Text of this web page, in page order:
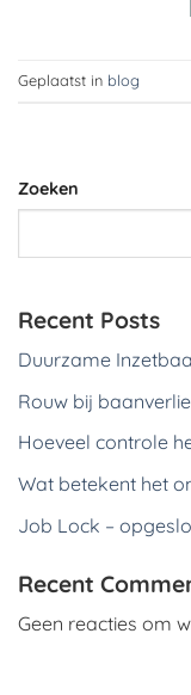
Geplaatst in blog
Zoeken
Recent Posts
Duurzame
Rouw bij
Hoeveel controle
Wat betekent het
Job Lock –
Recent
Geen reacties om